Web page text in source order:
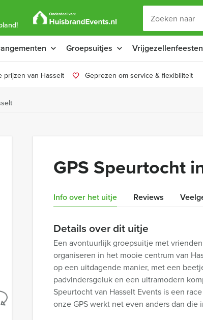
Groepsuitjes Vrijgezellenfeesten
prijzen van Hasselt Geprezen om service & flexibiliteit
GPS Speurtocht
Info over het uitje Reviews
Details over dit uitje
Een avontuurlijk groepsuitje met
organiseren in het mooie centrum van
op een uitdagende manier, met een
padvindersgeluk en een ultramodern
Speurtocht van Hasselt Events is een
onze GPS werkt net even anders dan die